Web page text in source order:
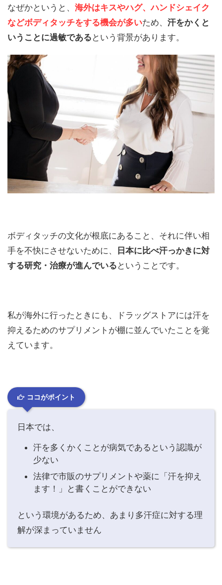
なぜかというと、 海外はキスやハグ、ハンドシェイク
などボディタッチをする機会が多いため、 汗をかくと
いうことに過敏である という背景があります。
ボディタッチの文化が根底にあること、それに伴い相
手を不快にさせないために、
日本に比べ汗っかきに対
する研究・治療が進んでいる ということです。
私が海外に行ったときにも、ドラッグストアには汗を
抑えるためのサプリメントが棚に並んでいたことを覚
えています。
ココがポイント
日本では、
汗を多くかくことが病気であるという認識が
少ない
法律で市販のサプリメントや薬に「汗を抑え
ます！」と書くことができない
という環境があるため、あまり多汗症に対する理
解が深まっていません